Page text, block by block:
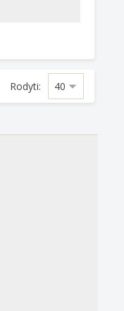
Rodyti: